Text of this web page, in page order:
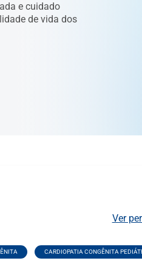
e cuidado
de vida dos
CARDIOPATIA CONGÊNITA
Ver